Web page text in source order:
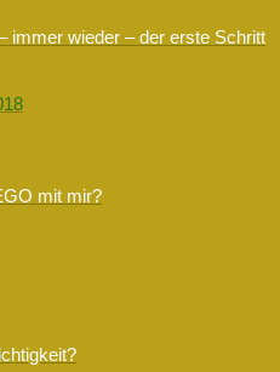
immer wieder – der erste Schritt
mit mir?